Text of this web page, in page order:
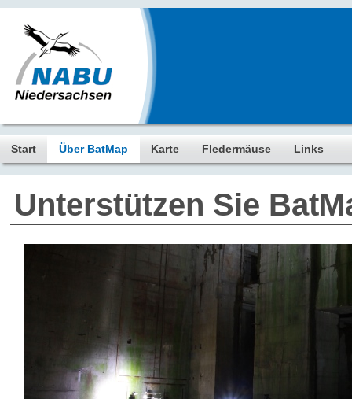
Start Über BatMap Karte Fledermäuse Links
Unterstützen Sie